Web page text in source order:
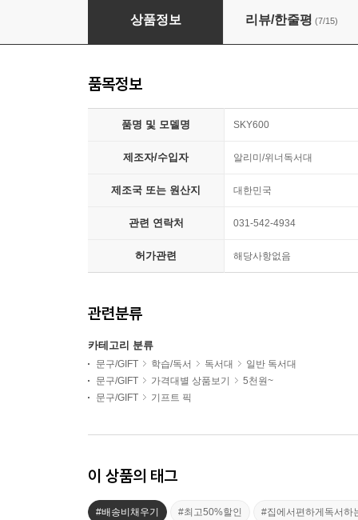
위너독서대 SKY600
상품정보 리뷰/한줄평 (7/15)
품목정보
품명 및 모델명 SKY600
제조자/수입자 알리미/위너독서대
제조국 또는 원산지 대한민국
관련 연락처 031-542-4934
허가관련 해당사항없음
관련분류
카테고리 분류
문구/GIFT 학습/독서 독서대
일반 독서대
문구/GIFT
가격대별 상품보기
5천원~
문구/GIFT
기프트 픽
이 상품의 태그
#배송비채우기 #최고50%할인 #집에서편하게독서하